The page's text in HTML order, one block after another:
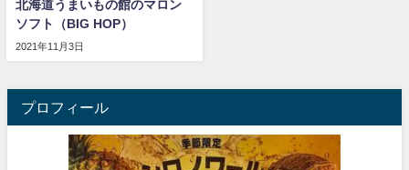
北海道うまいもの館のマロン
ソフト（BIG HOP）
2021年11月3日
プロフィール